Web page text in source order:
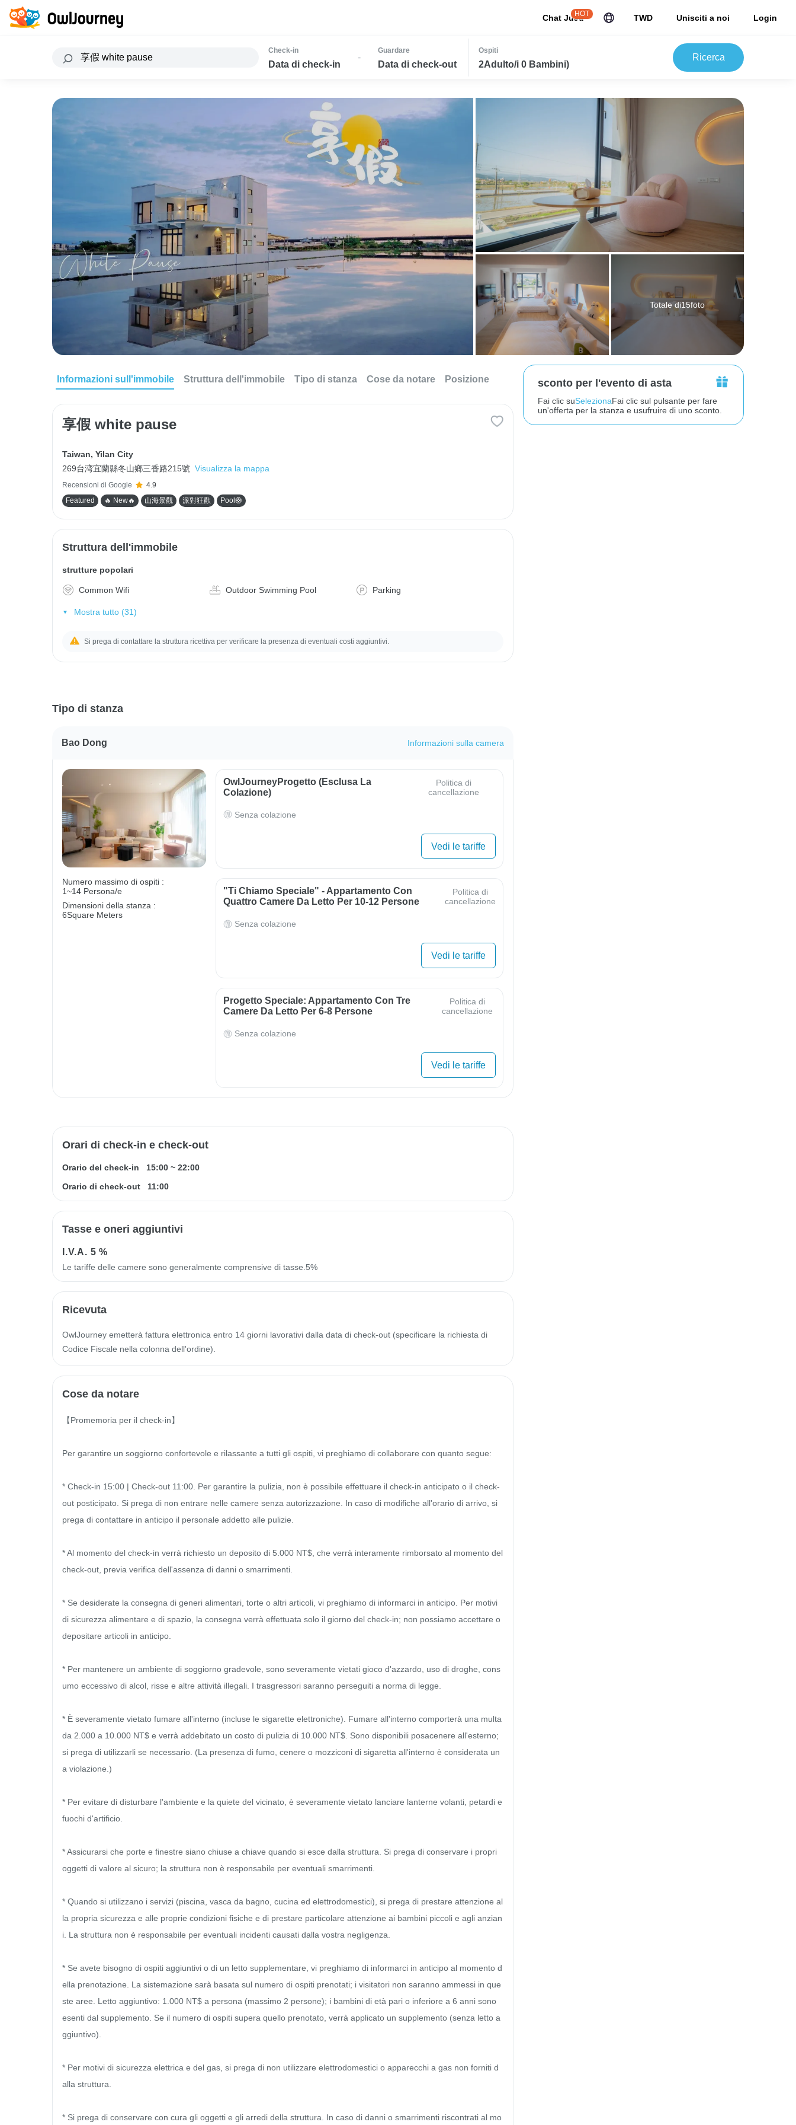
Chat JuJu
HOT TWD Unisciti a noi Login
Check-in
Data di check-in
-
Guardare
Data di check-out
Ospiti
2Adulto/i 0 Bambini)
Ricerca
Totale di15foto
Informazioni sull'immobile Struttura dell'immobile Tipo di stanza Cose da notare Posizione
享假 white pause
Taiwan, Yilan City
269台湾宜蘭縣冬山鄉三香路215號 Visualizza la mappa
Recensioni di Google
4.9
Featured
🔥 New🔥 山海景觀 派對狂歡 Pool🛟
Struttura dell'immobile
strutture popolari
Common Wifi Outdoor Swimming Pool Parking
Mostra tutto (31)
Si prega di contattare la struttura ricettiva per verificare la presenza di eventuali costi aggiuntivi.
Tipo di stanza
Bao Dong Informazioni sulla camera
Numero massimo di ospiti :
1~14 Persona/e
Dimensioni della stanza :
6Square Meters
OwlJourneyProgetto (esclusa La
Colazione)
Politica di
cancellazione
Senza colazione
Vedi le tariffe
"Ti Chiamo Speciale" - Appartamento Con
Quattro Camere Da Letto Per 10-12 Persone
Politica di
cancellazione
Senza colazione
Vedi le tariffe
Progetto Speciale: Appartamento Con Tre
Camere Da Letto Per 6-8 Persone
Politica di
cancellazione
Senza colazione
Vedi le tariffe
Orari di check-in e check-out
Orario del check-in 15:00 ~ 22:00
Orario di check-out
11:00
Tasse e oneri aggiuntivi
I.V.A. 5 %
Le tariffe delle camere sono generalmente comprensive di tasse.5%
Ricevuta
OwlJourney emetterà fattura elettronica entro 14 giorni lavorativi dalla data di check-out (specificare la richiesta di
Codice Fiscale nella colonna dell'ordine).
Cose da notare
【Promemoria per il check-in】
Per garantire un soggiorno confortevole e rilassante a tutti gli ospiti, vi preghiamo di collaborare con quanto segue:
* Check-in 15:00 | Check-out 11:00. Per garantire la pulizia, non è possibile effettuare il check-in anticipato o il check-
out posticipato. Si prega di non entrare nelle camere senza autorizzazione. In caso di modifiche all'orario di arrivo, si
prega di contattare in anticipo il personale addetto alle pulizie.
* Al momento del check-in verrà richiesto un deposito di 5.000 NT$, che verrà interamente rimborsato al momento del
check-out, previa verifica dell'assenza di danni o smarrimenti.
* Se desiderate la consegna di generi alimentari, torte o altri articoli, vi preghiamo di informarci in anticipo. Per motivi
di sicurezza alimentare e di spazio, la consegna verrà effettuata solo il giorno del check-in; non possiamo accettare o
depositare articoli in anticipo.
* Per mantenere un ambiente di soggiorno gradevole, sono severamente vietati gioco d'azzardo, uso di droghe, cons
umo eccessivo di alcol, risse e altre attività illegali. I trasgressori saranno perseguiti a norma di legge.
* È severamente vietato fumare all'interno (incluse le sigarette elettroniche). Fumare all'interno comporterà una multa
da 2.000 a 10.000 NT$ e verrà addebitato un costo di pulizia di 10.000 NT$. Sono disponibili posacenere all'esterno;
si prega di utilizzarli se necessario. (La presenza di fumo, cenere o mozziconi di sigaretta all'interno è considerata un
a violazione.)
* Per evitare di disturbare l'ambiente e la quiete del vicinato, è severamente vietato lanciare lanterne volanti, petardi e
fuochi d'artificio.
* Assicurarsi che porte e finestre siano chiuse a chiave quando si esce dalla struttura. Si prega di conservare i propri
oggetti di valore al sicuro; la struttura non è responsabile per eventuali smarrimenti.
* Quando si utilizzano i servizi (piscina, vasca da bagno, cucina ed elettrodomestici), si prega di prestare attenzione al
la propria sicurezza e alle proprie condizioni fisiche e di prestare particolare attenzione ai bambini piccoli e agli anzian
i. La struttura non è responsabile per eventuali incidenti causati dalla vostra negligenza.
* Se avete bisogno di ospiti aggiuntivi o di un letto supplementare, vi preghiamo di informarci in anticipo al momento d
ella prenotazione. La sistemazione sarà basata sul numero di ospiti prenotati; i visitatori non saranno ammessi in que
ste aree. Letto aggiuntivo: 1.000 NT$ a persona (massimo 2 persone); i bambini di età pari o inferiore a 6 anni sono
esenti dal supplemento. Se il numero di ospiti supera quello prenotato, verrà applicato un supplemento (senza letto a
ggiuntivo).
* Per motivi di sicurezza elettrica e del gas, si prega di non utilizzare elettrodomestici o apparecchi a gas non forniti d
alla struttura.
* Si prega di conservare con cura gli oggetti e gli arredi della struttura. In caso di danni o smarrimenti riscontrati al mo
sconto per l'evento di asta
Fai clic suSelezionaFai clic sul pulsante per fare
un'offerta per la stanza e usufruire di uno sconto.